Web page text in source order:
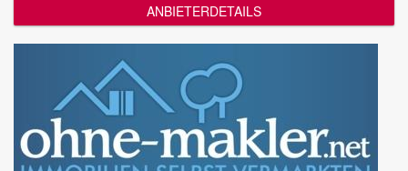
ANBIETERDETAILS